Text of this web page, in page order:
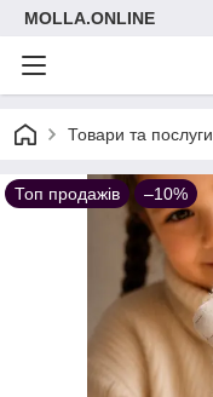
MOLLA.ONLINE
Товари та послуги
Топ продажів –10%